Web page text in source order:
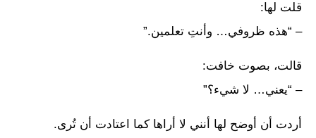
قلت لها:
– “هذه ظروفي… وأنتِ تعلمين.”
قالت، بصوت خافت:
– “يعني… لا شيء؟”
أردت أن أوضح لها أنني لا أراها كما اعتادت أن تُرى.